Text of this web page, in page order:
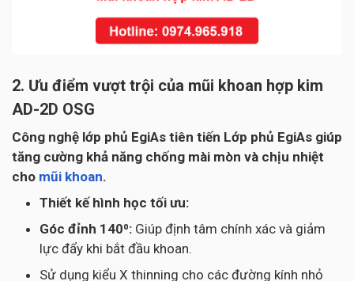
2. Ưu điểm vượt trội của mũi khoan hợp kim
AD-2D OSG
Công nghệ lớp phủ EgiAs tiên tiến Lớp phủ EgiAs giúp
tăng cường khả năng chống mài mòn và chịu nhiệt
cho mũi khoan.
Thiết kế hình học tối ưu:
Góc đỉnh 140⁰: Giúp định tâm chính xác và giảm
lực đẩy khi bắt đầu khoan.
Sử dụng kiểu X thinning cho các đường kính nhỏ